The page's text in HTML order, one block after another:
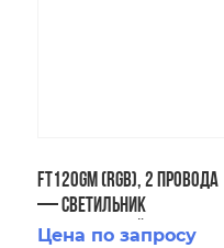
FT120GM (RGB), 2 провода
— Светильник
встраиваимый
Цена по запросу